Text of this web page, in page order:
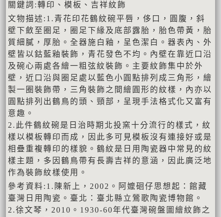
關鍵詞:轉印、模板、吉祥紋飾
文物描述:1.青花印花鶴紋碗平唇，侈口，圓腹，斜
壁下斂至圈足，圈足下緣及底部露胎，胎色帶黃，胎
質細膩，厚胎。全器施白釉，呈色潔白。器表內、外
壁皆以鈷藍釉裝飾，青花發色不均。內壁在靠近口沿
及碗心兩處各繪一粗弦紋裝飾。主要紋飾集中於外
壁，近口沿與圈足處以藍色小圓點排列成三角形，繪
製一圈裝飾帶，三角裝飾之間繪圓形的紋樣，內亦以
圓點排列出鶴鳥的頭、頸部，呈現手法格式化又富有
意趣。
2.此件鶴紋碗是日治時期北投窯十分流行的樣式，紋
樣以模板轉印而成，因此多可見模板沒有連接好或是
相疊重複轉印的樣貌。鶴紋是日用陶瓷器中常見的紋
樣主題，多因鶴鳥帶有長壽吉祥的意涵，因此廣泛地
作為裝飾紋樣使用。
參考資料:1.陳新上，2002。阿嬤硘仔思想起：館藏
臺灣日用陶瓷。臺北：臺北縣立鶯歌陶瓷博物館。
2.徐文琴，2010。1930-60年代臺灣碗盤圖繪紋飾之